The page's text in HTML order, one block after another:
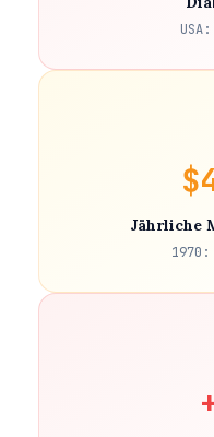
Jährliche
1970: